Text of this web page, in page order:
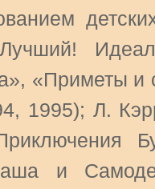
«Приметы и
1995); Л.
и